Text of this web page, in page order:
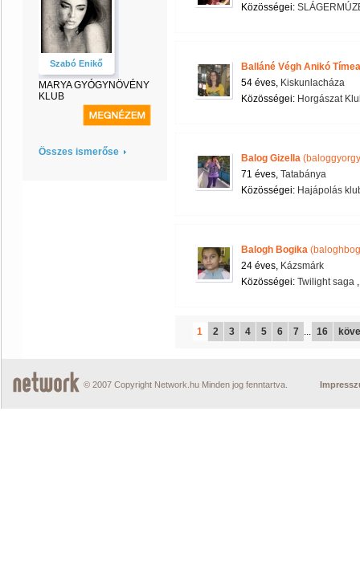
Szabó Enikő
MARYA GYÓGYNÖVÉNY
KLUB
Összes ismerőse
Közösségei:
Balláné Végh Anikó Tímea
54 éves, Kiskunlacháza
Közösségei: Horgászat
Balog Gizella
71 éves, Tatabánya
Közösségei: Hajápolás
Balogh Bogika
24 éves, Kázsmárk
Közösségei: Twilight saga
1 2 3 4 5 6 7 ... 16
© 2007 Copyright Network.hu Minden jog fenntartva.